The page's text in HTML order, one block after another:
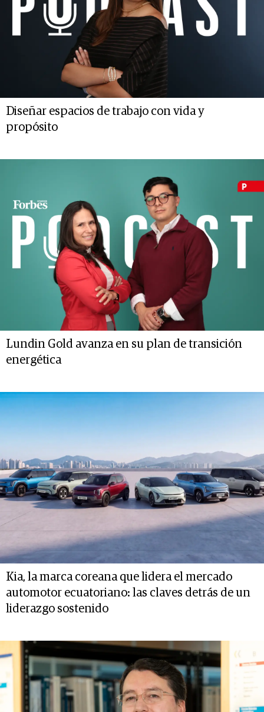
Diseñar espacios de trabajo con vida y
propósito
Lundin Gold avanza en su plan de transición
energética
Kia, la marca coreana que lidera el mercado
automotor ecuatoriano: las claves detrás de un
liderazgo sostenido